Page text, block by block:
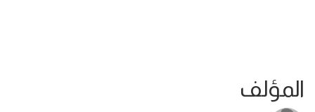
المؤلف